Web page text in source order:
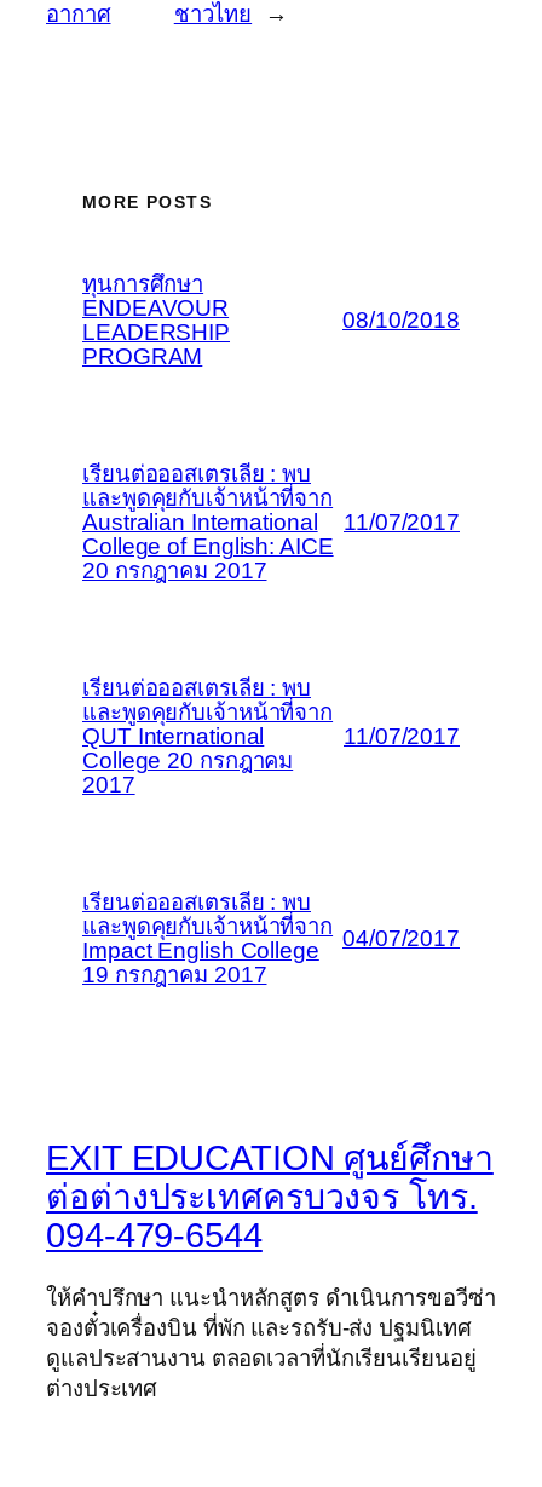
อากาศ ชาวไทย →
MORE POSTS
ทุนการศึกษา
ENDEAVOUR
LEADERSHIP
PROGRAM
08/10/2018
เรียนต่อออสเตรเลีย : พบ
และพูดคุยกับเจ้าหน้าที่จาก
Australian International
College of English: AICE
20 กรกฎาคม 2017
11/07/2017
เรียนต่อออสเตรเลีย : พบ
และพูดคุยกับเจ้าหน้าที่จาก
QUT International
College 20 กรกฎาคม
2017
11/07/2017
เรียนต่อออสเตรเลีย : พบ
และพูดคุยกับเจ้าหน้าที่จาก
Impact English College
19 กรกฎาคม 2017
04/07/2017
EXIT EDUCATION ศูนย์ศึกษา
ต่อต่างประเทศครบวงจร โทร.
094-479-6544
ให้คำปรึกษา แนะนำหลักสูตร ดำเนินการขอวีซ่า
จองตั๋วเครื่องบิน ที่พัก และรถรับ-ส่ง ปฐมนิเทศ
ดูแลประสานงาน ตลอดเวลาที่นักเรียนเรียนอยู่
ต่างประเทศ